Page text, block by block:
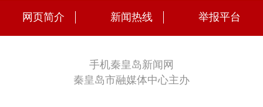
网页简介 新闻热线 举报平台
手机秦皇岛新闻网
秦皇岛市融媒体中心主办